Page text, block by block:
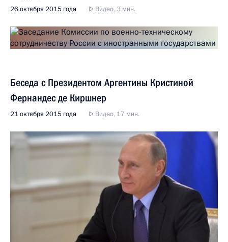
26 октября 2015 года Видео, 3 мин.
Беседа с Президентом Аргентины Кристиной
Фернандес де Киршнер
21 октября 2015 года Видео, 17 мин.